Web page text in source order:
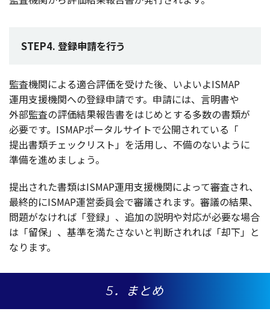
STEP4. 登録申請を行う
監査機関による適合評価を受けた後、いよいよISMAP
運用支援機関への登録申請です。 申請には、 言明書や
外部監査の評価結果報告書をはじめとする多数の書類が
必要です。ISMAPポータルサイトで公開されている「
提出書類チェックリスト 」を活用し、 不備のないように
準備を進めましょう。
提出された書類はISMAP運用支援機関によって審査され、
最終的にISMAP運営委員会で審議されます。 審議の結果、
問題がなければ「登録 」、 追加の説明や対応が必要な場合
は「留保」、 基準を満たさないと判断されれば「却下 」と
なります。
5．まとめ